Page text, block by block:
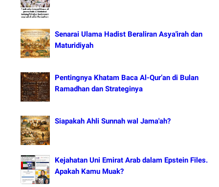
Senarai Ulama Hadist Beraliran Asya'irah dan
Maturidiyah
Pentingnya Khatam Baca Al-Qur’an di Bulan
Ramadhan dan Strateginya
Siapakah Ahli Sunnah wal Jama'ah?
Kejahatan Uni Emirat Arab dalam Epstein Files.
Apakah Kamu Muak?